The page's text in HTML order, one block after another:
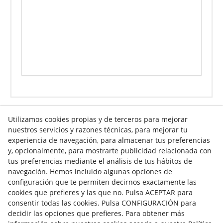
Info venta online
Contacto
Av. Tarragona, s/n
25300 Tàrrega(Lleida)España
Utilizamos cookies propias y de terceros para mejorar
nuestros servicios y razones técnicas, para mejorar tu
experiencia de navegación, para almacenar tus preferencias
y, opcionalmente, para mostrarte publicidad relacionada con
tus preferencias mediante el análisis de tus hábitos de
navegación. Hemos incluido algunas opciones de
configuración que te permiten decirnos exactamente las
cookies que prefieres y las que no. Pulsa ACEPTAR para
consentir todas las cookies. Pulsa CONFIGURACIÓN para
decidir las opciones que prefieres. Para obtener más